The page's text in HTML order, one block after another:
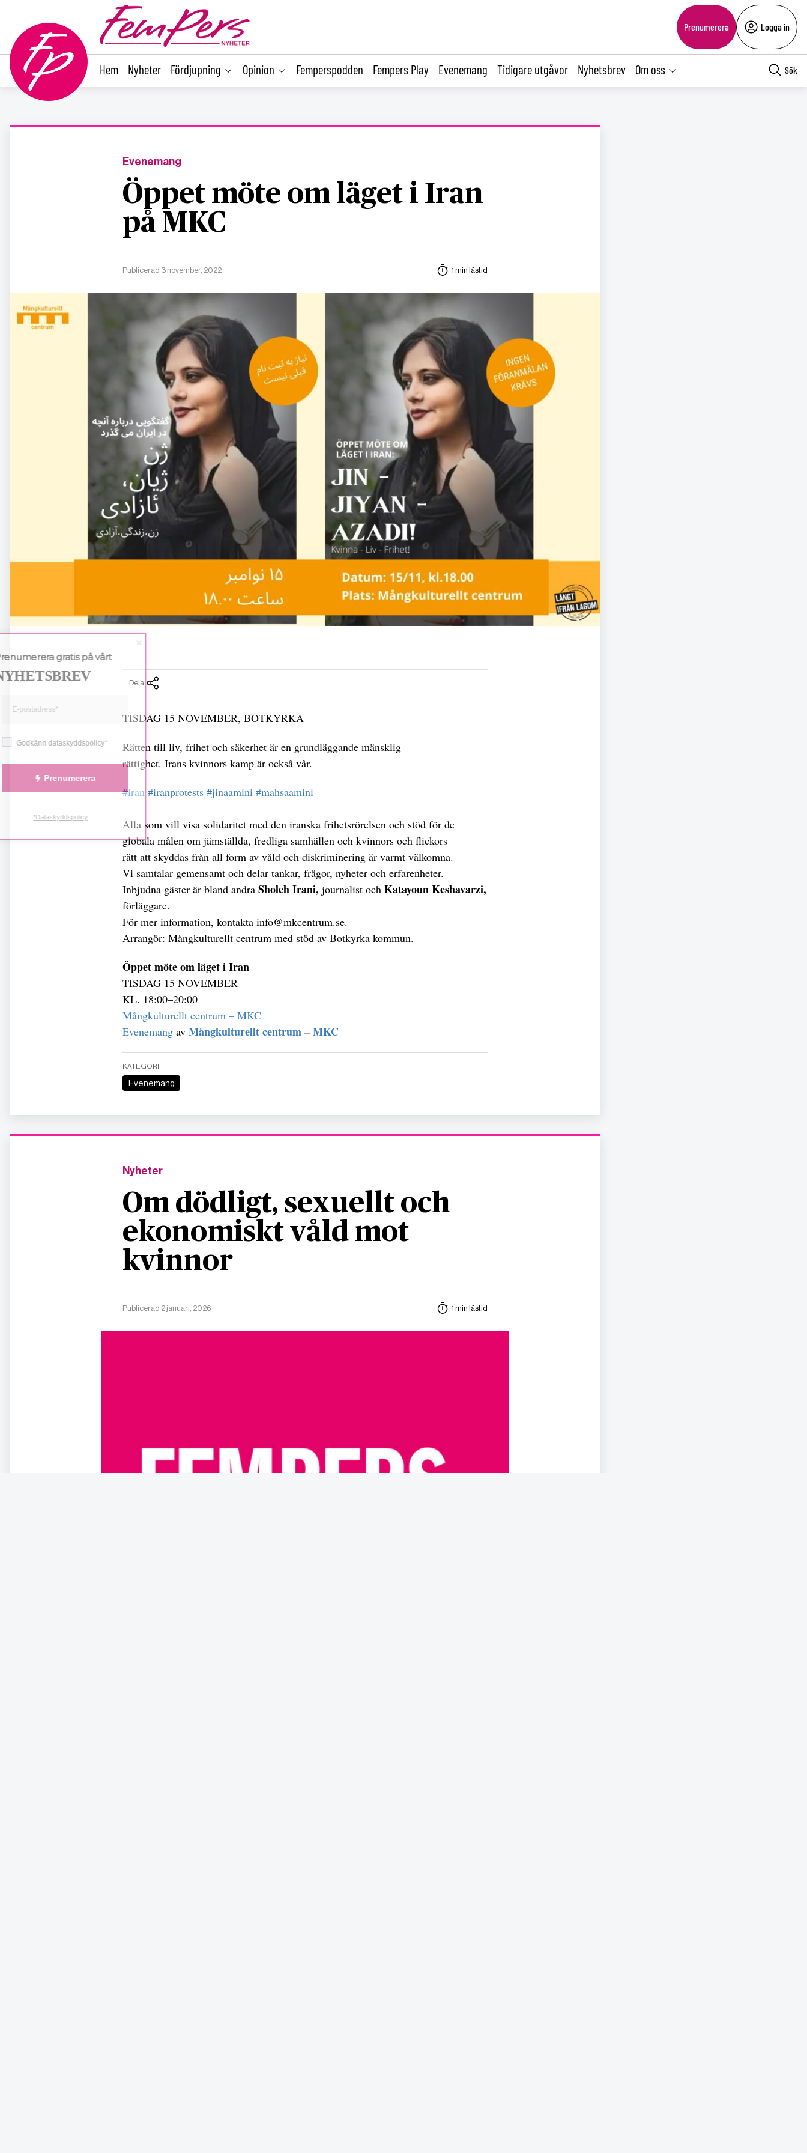
Prenumerera Logga in
Hem Nyheter Fördjupning Opinion Femperspodden Fempers Play Evenemang Tidigare utgåvor Nyhetsbrev Om oss Sök
Evenemang
Öppet möte om läget i Iran
på MKC
Publicerad 3 november, 2022 1 min lästid
Dela
TISDAG 15 NOVEMBER, BOTKYRKA
Rätten till liv, frihet och säkerhet är en grundläggande mänsklig
rättighet. Irans kvinnors kamp är också vår.
#iran #iranprotests #jinaamini #mahsaamini
Alla som vill visa solidaritet med den iranska frihetsrörelsen och stöd för de
globala målen om jämställda, fredliga samhällen och kvinnors och flickors
rätt att skyddas från all form av våld och diskriminering är varmt välkomna.
Vi samtalar gemensamt och delar tankar, frågor, nyheter och erfarenheter.
Inbjudna gäster är bland andra Sholeh Irani, journalist och Katayoun Keshavarzi,
förläggare.
För mer information, kontakta info@mkcentrum.se.
Arrangör: Mångkulturellt centrum med stöd av Botkyrka kommun.
Öppet möte om läget i Iran
TISDAG 15 NOVEMBER
KL. 18:00–20:00
Mångkulturellt centrum – MKC
Evenemang av Mångkulturellt centrum – MKC
KATEGORI
Evenemang
Nyheter
Om dödligt, sexuellt och
ekonomiskt våld mot
kvinnor
Publicerad 2 januari, 2026 1 min lästid
Godkänn dataskyddspolicy*
Prenumerera
Prenumerera gratis på vårt
NYHETSBREV
*Dataskyddspolicy